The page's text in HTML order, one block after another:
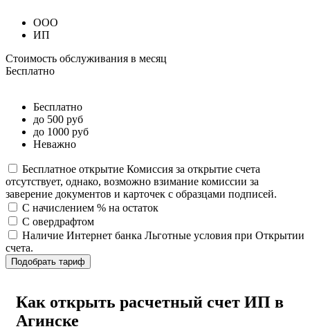
ООО
ИП
Стоимость обслуживания в месяц
Бесплатно
Бесплатно
до 500 руб
до 1000 руб
Неважно
Бесплатное открытие Комиссия за открытие счета
отсутствует, однако, возможно взимание комиссии за
заверение документов и карточек с образцами подписей.
С начислением % на остаток
С овердрафтом
Наличие Интернет банка Льготные условия при Открытии
счета.
Подобрать тариф
Как открыть расчетный счет ИП в
Агинске